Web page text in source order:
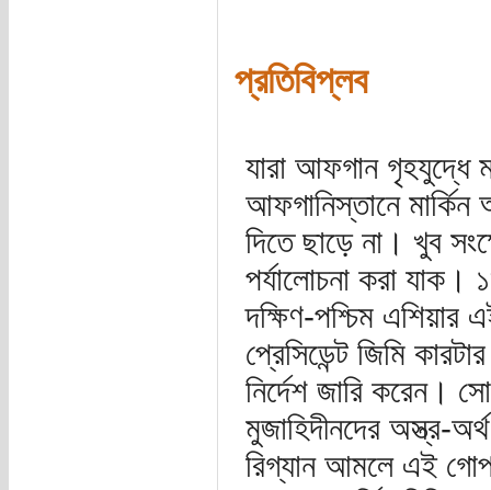
প্রতিবিপ্লব
যারা আফগান গৃহযুদ্ধে
আফগানিস্তানে মার্কিন
দিতে ছাড়ে না। খুব
পর্যালোচনা করা
দক্ষিণ-পশ্চিম এশিয়ার
প্রেসিডেন্ট জিমি
নির্দেশ জারি করেন।
মুজাহিদীনদের অস্ত্র-
রিগ্যান আমলে এই